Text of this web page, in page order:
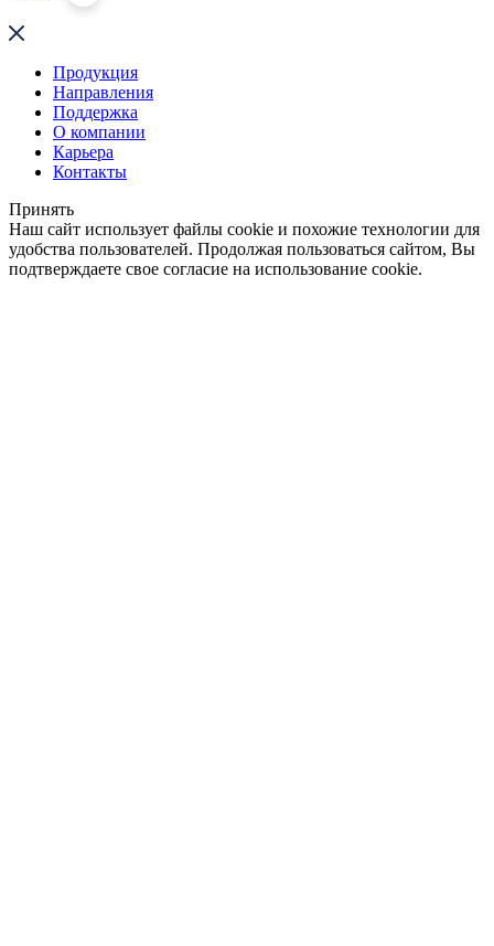
Продукция
Направления
Поддержка
О компании
Карьера
Контакты
Принять
Наш сайт использует файлы cookie и похожие технологии для
удобства пользователей. Продолжая пользоваться сайтом, Вы
подтверждаете свое согласие на использование cookie.